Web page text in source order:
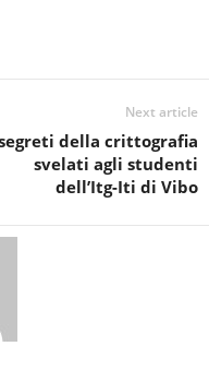
Next article
della crittografia
svelati agli studenti
dell’Itg-Iti di Vibo